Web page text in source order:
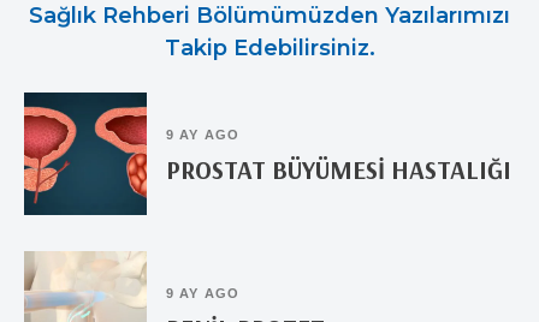
Sağlık Rehberi Bölümümüzden Yazılarımızı
Takip Edebilirsiniz.
9 AY AGO
PROSTAT BÜYÜMESİ HASTALIĞI
9 AY AGO